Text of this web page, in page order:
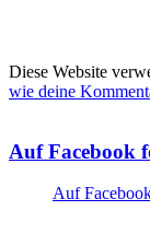
Diese Website
wie deine
Auf Facebook
Auf